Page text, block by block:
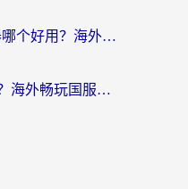
使命召唤OL国外加速器哪个好用？海外玩家亲测的国服游戏加速终极指南
国外可以打幻想江湖吗？海外畅玩国服游戏的终极指南